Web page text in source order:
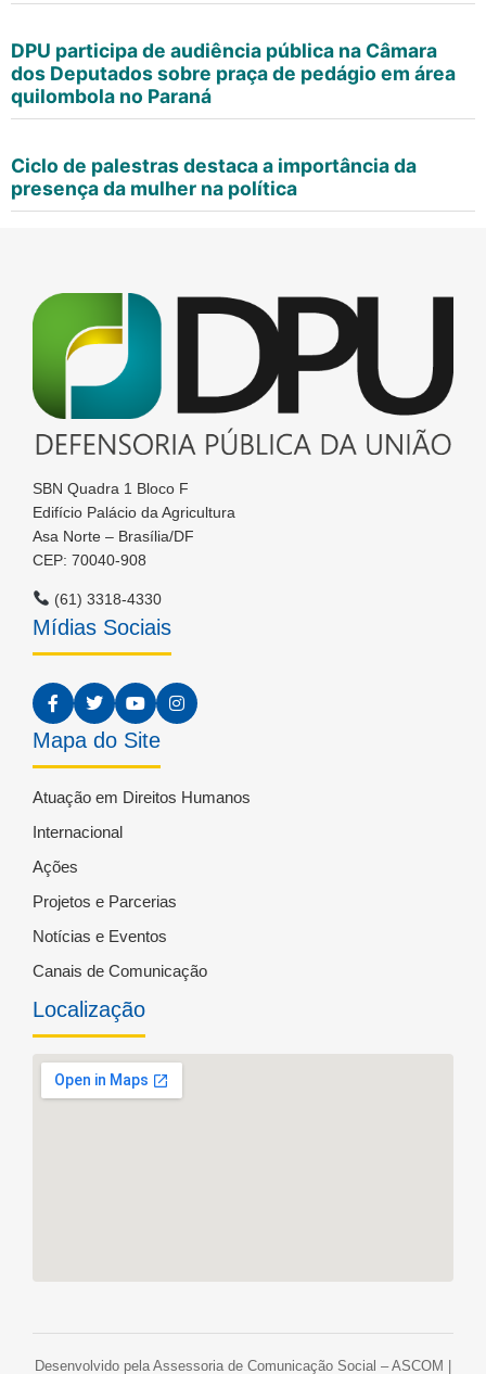
DPU participa de audiência pública na Câmara
dos Deputados sobre praça de pedágio em área
quilombola no Paraná
Ciclo de palestras destaca a importância da
presença da mulher na política
SBN Quadra 1 Bloco F
Edifício Palácio da Agricultura
Asa Norte – Brasília/DF
CEP: 70040-908
(61) 3318-4330
Mídias Sociais
Mapa do Site
Atuação em Direitos Humanos
Internacional
Ações
Projetos e Parcerias
Notícias e Eventos
Canais de Comunicação
Localização
Desenvolvido pela Assessoria de Comunicação Social – ASCOM |